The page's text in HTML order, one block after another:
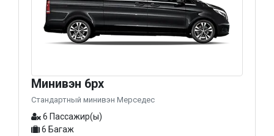
Минивэн 6px
Стандартный минивэн Мерседес
6 Пассажир(ы)
6 Багаж